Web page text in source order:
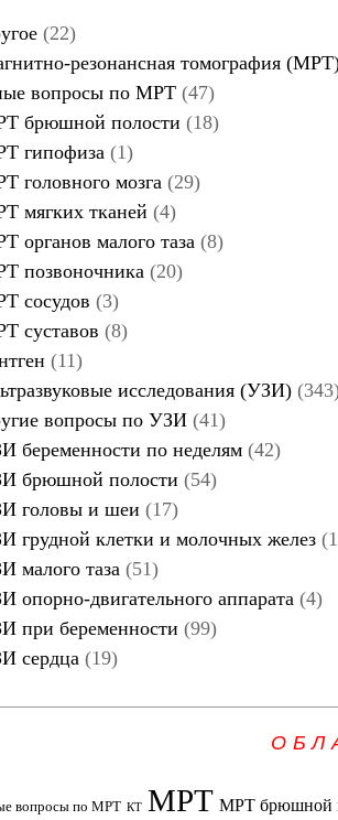
(22)
резонансная томография
вопросы по МРТ (47)
брюшной полости (18)
гипофиза (1)
головного мозга (29)
мягких тканей (4)
органов малого таза (8)
позвоночника (20)
сосудов (3)
суставов (8)
(11)
исследования (УЗИ)
вопросы по УЗИ (41)
беременности по неделям (42)
брюшной полости (54)
головы и шеи (17)
грудной клетки и молочных желез
малого таза (51)
опорно-двигательного аппарата (4)
при беременности (99)
сердца (19)
вопросы по МРТ КТ МРТ МРТ брюшной